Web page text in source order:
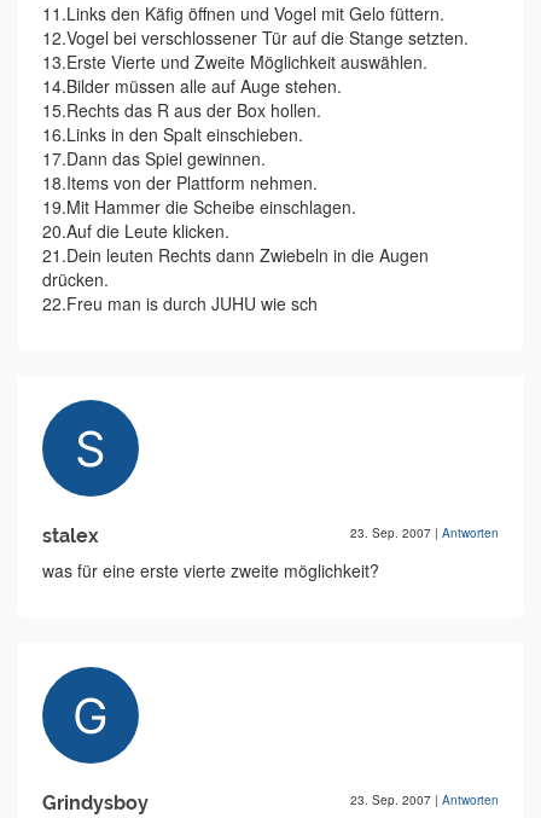
11.Links den Käfig öffnen und Vogel mit Gelo füttern.
12.Vogel bei verschlossener Tür auf die Stange setzten.
13.Erste Vierte und Zweite Möglichkeit auswählen.
14.Bilder müssen alle auf Auge stehen.
15.Rechts das R aus der Box hollen.
16.Links in den Spalt einschieben.
17.Dann das Spiel gewinnen.
18.Items von der Plattform nehmen.
19.Mit Hammer die Scheibe einschlagen.
20.Auf die Leute klicken.
21.Dein leuten Rechts dann Zwiebeln in die Augen
drücken.
22.Freu man is durch JUHU wie sch
stalex 23. Sep. 2007 | Antworten
was für eine erste vierte zweite möglichkeit?
Grindysboy 23. Sep. 2007 | Antworten